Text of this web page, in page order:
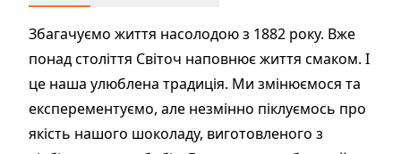
Збагачуємо життя насолодою з 1882 року. Вже
понад століття Світоч наповнює життя смаком. І
це наша улюблена традиція. Ми змінюємося та
експерементуємо, але незмінно піклуємось про
якість нашого шоколаду, виготовленого з